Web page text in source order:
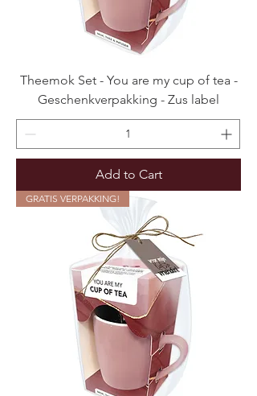
Theemok Set - You are my cup of tea -
Geschenkverpakking - Zus label
Add to Cart
GRATIS VERPAKKING!